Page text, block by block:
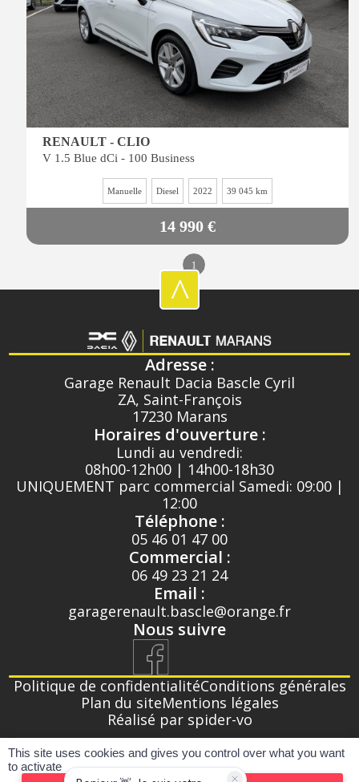
RENAULT - CLIO
V 1.5 Blue dCi - 100 Business
Manuelle Diesel 2022 39 045 km
14 990 €
1
^
Adresse :
Garage Renault Dacia Bascle Cyril
ZA, Saint-François
17230 Marans
Horaires d'ouverture :
Lundi au vendredi:
08h00-12h00 | 14h00-18h30
UNIQUEMENT parc commercial Samedi: 09:00 |
12:00
Téléphone :
05 46 01 47 00
Commercial :
06 49 23 21 24
Email :
garagerenault.bascle@orange.fr
Nous suivre
Politique de confidentialitéConditions générales
Plan du siteMentions légales
Réalisé par spider-vo
Pour les trajets courts, privilégiez la marche ou
This site uses cookies and gives you control over what you want
to activate